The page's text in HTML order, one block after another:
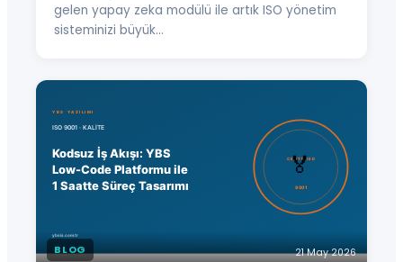
gelen yapay zeka modülü ile artık ISO yönetim
sisteminizi büyük…
BLOG 21 May 2026